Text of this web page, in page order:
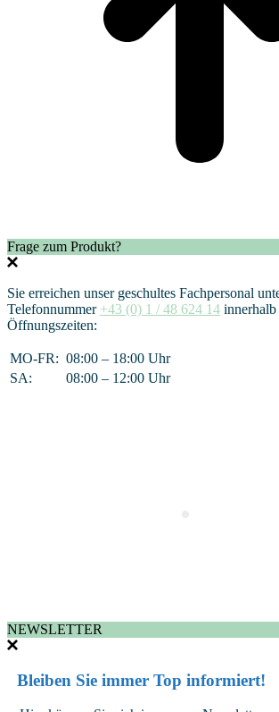
Frage zum Produkt?
Sie erreichen unser geschultes Fachpersonal
Telefonnummer +43 (0) 1 / 48 624 14 innerhalb
Öffnungszeiten:
MO-FR: 08:00 – 18:00 Uhr
SA:
08:00 – 12:00 Uhr
NEWSLETTER
Bleiben Sie immer Top informiert!